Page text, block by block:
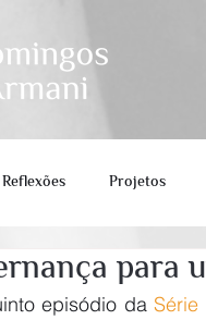
Reflexões Projetos
para
episódio da Série